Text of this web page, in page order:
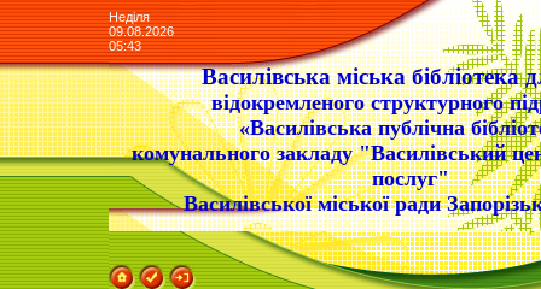
Неділя
09.08.2026
05:43
Василівська міська бібліотека
відокремленого структурного
«Василівська публічна
комунального закладу "Василівський
послуг"
Василівської міської ради